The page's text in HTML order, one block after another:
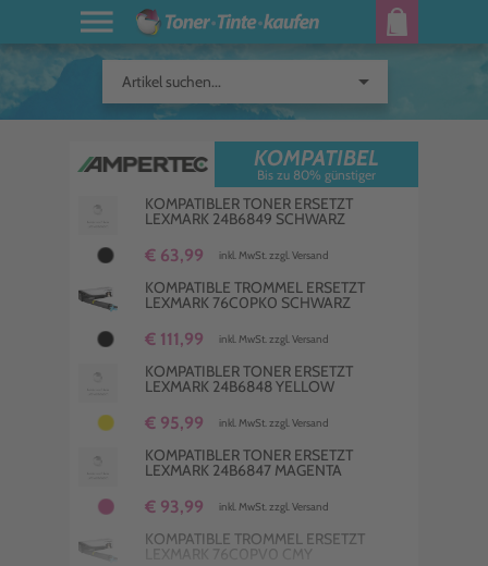
Artikel suchen... arrow_drop_down
KOMPATIBEL
Bis zu 80% günstiger
KOMPATIBLER TONER ERSETZT
LEXMARK 24B6849 SCHWARZ
€ 63,99 inkl. MwSt. zzgl. Versand
KOMPATIBLE TROMMEL ERSETZT
LEXMARK 76C0PK0 SCHWARZ
€ 111,99 inkl. MwSt. zzgl. Versand
KOMPATIBLER TONER ERSETZT
LEXMARK 24B6848 YELLOW
€ 95,99 inkl. MwSt. zzgl. Versand
KOMPATIBLER TONER ERSETZT
LEXMARK 24B6847 MAGENTA
€ 93,99 inkl. MwSt. zzgl. Versand
KOMPATIBLE TROMMEL ERSETZT
LEXMARK 76C0PV0 CMY